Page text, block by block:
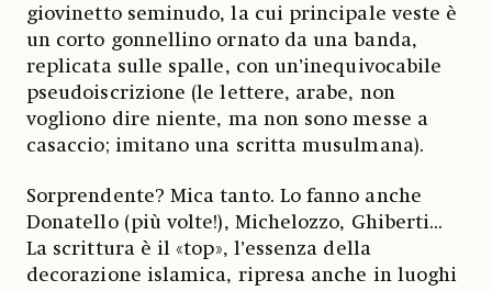
giovinetto seminudo, la cui principale veste è
un corto gonnellino ornato da una banda,
replicata sulle spalle, con un’inequivocabile
pseudoiscrizione (le lettere, arabe, non
vogliono dire niente, ma non sono messe a
casaccio; imitano una scritta musulmana).
Sorprendente? Mica tanto. Lo fanno anche
Donatello (più volte!), Michelozzo, Ghiberti...
La scrittura è il «top», l’essenza della
decorazione islamica, ripresa anche in luoghi